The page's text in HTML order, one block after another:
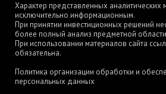
Характер представленных аналитических
исключительно информационным.
При принятии инвестиционных решений
более полный анализ предметной
При использовании материалов сайта
обязательна.
Политика организации обработки и
персональных данных